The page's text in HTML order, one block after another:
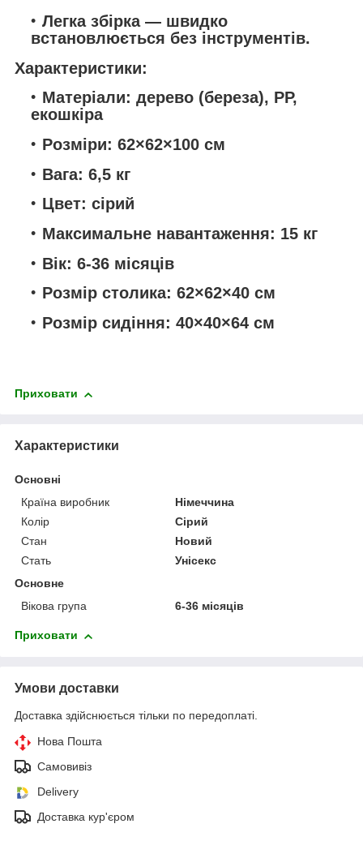
Легка збірка— швидко
встановлюється без інструментів.
Характеристики:
Матеріали: дерево (береза), PP,
екошкіра
Розміри: 62×62×100 см
Вага: 6,5 кг
Цвет: сірий
Максимальне навантаження: 15 кг
Вік: 6-36 місяців
Розмір столика: 62×62×40 см
Розмір сидіння: 40×40×64 см
Приховати
Характеристики
Основні
Країна виробник
Німеччина
Колір
Сірий
Стан
Новий
Стать
Унісекс
Основне
Вікова група
6-36 місяців
Приховати
Умови доставки
Доставка здійснюється тільки по передоплаті.
Нова Пошта
Самовивіз
Delivery
Доставка кур'єром